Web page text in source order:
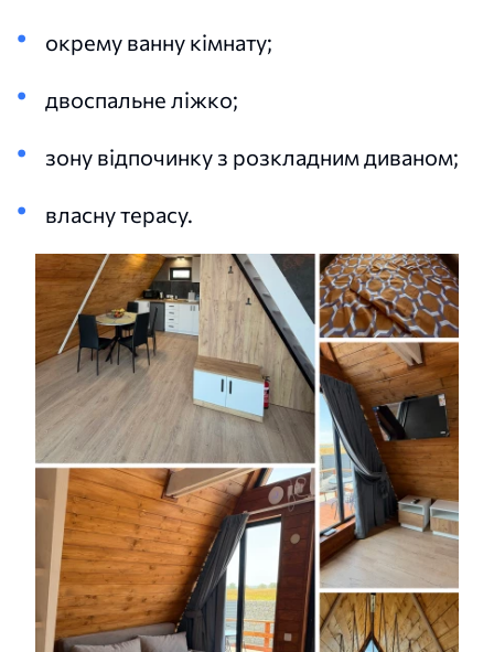
окрему ванну кімнату;
двоспальне ліжко;
зону відпочинку з розкладним диваном;
власну терасу.